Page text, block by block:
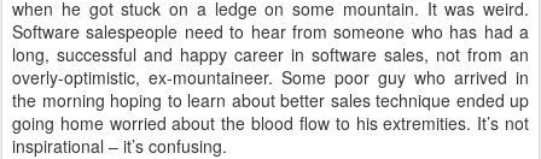
when he got stuck on a ledge on some mountain. It was weird.
Software salespeople need to hear from someone who has had a
long, successful and happy career in software sales, not from an
overly-optimistic, ex-mountaineer. Some poor guy who arrived in
the morning hoping to learn about better sales technique ended up
going home worried about the blood flow to his extremities. It’s not
inspirational – it’s confusing.